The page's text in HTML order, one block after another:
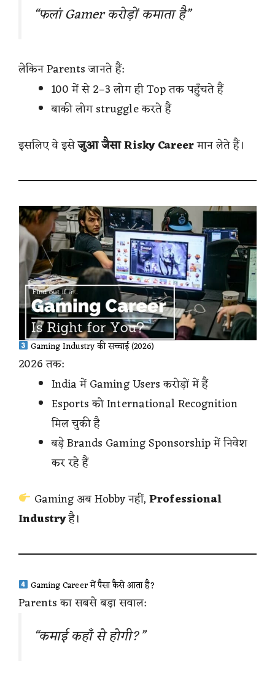
“फलां Gamer करोड़ों कमाता है”
लेकिन Parents जानते हैं:
100 में से 2–3 लोग ही Top तक पहुँचते हैं
बाकी लोग struggle करते हैं
इसलिए वे इसेजुआ जैसा Risky Careerमान लेते हैं।
Gaming Industry की सच्चाई (2026)
2026 तक:
India में Gaming Users करोड़ों में हैं
Esports को International Recognition
मिल चुकी है
बड़े Brands Gaming Sponsorship में निवेश
कर रहे हैं
Gaming अब Hobby नहीं,Professional
Industryहै।
Gaming Career में पैसा कैसे आता है?
Parents का सबसे बड़ा सवाल:
“कमाई कहाँ से होगी?”